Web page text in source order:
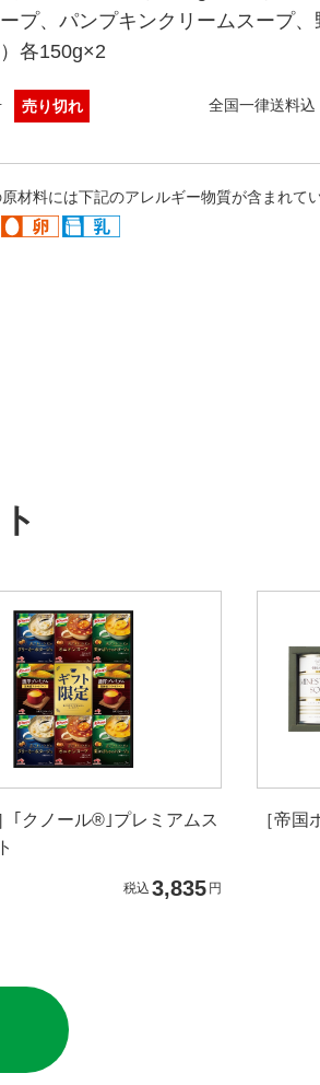
プ、パンプキンクリームスープ、
各150g×2
売り切れ 全国一律送料込
材料には下記のアレルギー物質が含まれてい
｢クノール®｣プレミアムス
税込 3,835 円
［帝